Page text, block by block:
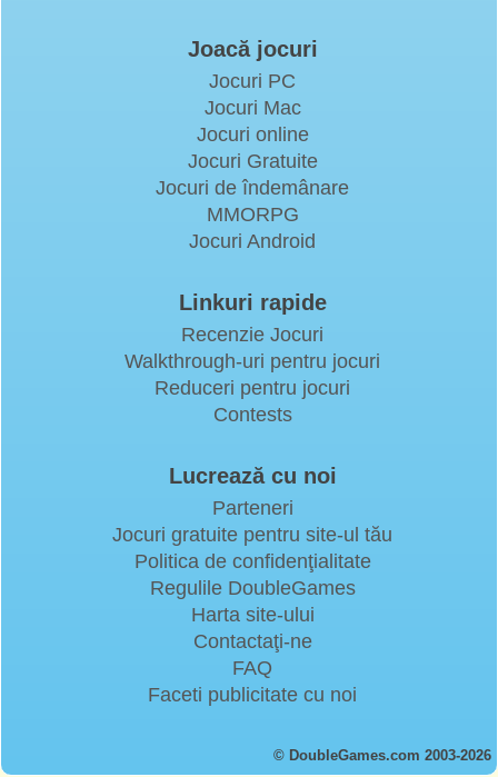
Joacă jocuri
Jocuri PC
Jocuri Mac
Jocuri online
Jocuri Gratuite
Jocuri de îndemânare
MMORPG
Jocuri Android
Linkuri rapide
Recenzie Jocuri
Walkthrough-uri pentru jocuri
Reduceri pentru jocuri
Contests
Lucrează cu noi
Parteneri
Jocuri gratuite pentru site-ul tău
Politica de confidenţialitate
Regulile DoubleGames
Harta site-ului
Contactaţi-ne
FAQ
Faceti publicitate cu noi
© DoubleGames.com 2003-2026